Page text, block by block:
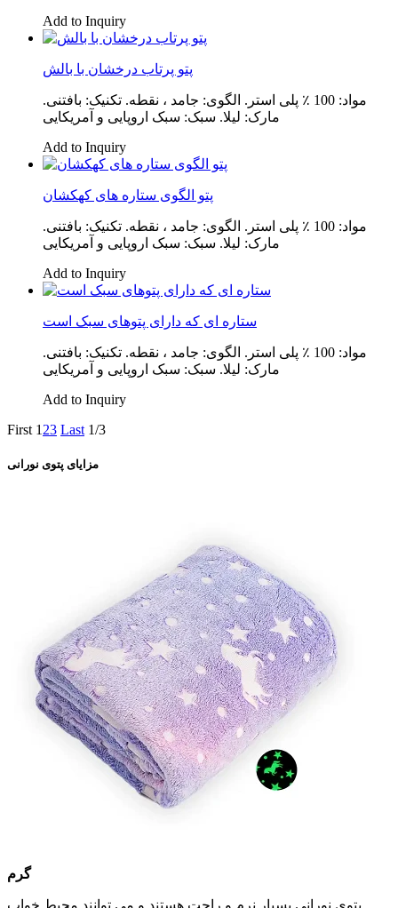
Add to Inquiry
پتو پرتاب درخشان با بالش
مواد: 100 ٪ پلی استر. الگوی: جامد ، نقطه. تکنیک: بافتنی.
مارک: لیلا. سبک: سبک اروپایی و آمریکایی
Add to Inquiry
پتو الگوی ستاره های کهکشان
مواد: 100 ٪ پلی استر. الگوی: جامد ، نقطه. تکنیک: بافتنی.
مارک: لیلا. سبک: سبک اروپایی و آمریکایی
Add to Inquiry
ستاره ای که دارای پتوهای سبک است
مواد: 100 ٪ پلی استر. الگوی: جامد ، نقطه. تکنیک: بافتنی.
مارک: لیلا. سبک: سبک اروپایی و آمریکایی
Add to Inquiry
First 1 23 Last 1/3
مزایای پتوی نورانی
گرم
پتوی نورانی بسیار نرم و راحت هستند و می توانند محیط خواب